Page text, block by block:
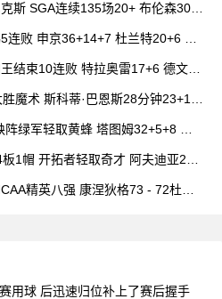
斯 SGA连续135场20+ 布伦森30分
败 申京36+14+7 杜兰特20+6 锡
结束10连败 特拉奥雷17+6 德文·
魔术 斯科蒂·巴恩斯28分钟23+15
绿军轻取黄蜂 塔图姆32+5+8 普
1帽 开拓者轻取奇才 阿夫迪亚20+
精英八强 康涅狄格73 - 72杜克
用球 后迅速归位补上了赛后握手